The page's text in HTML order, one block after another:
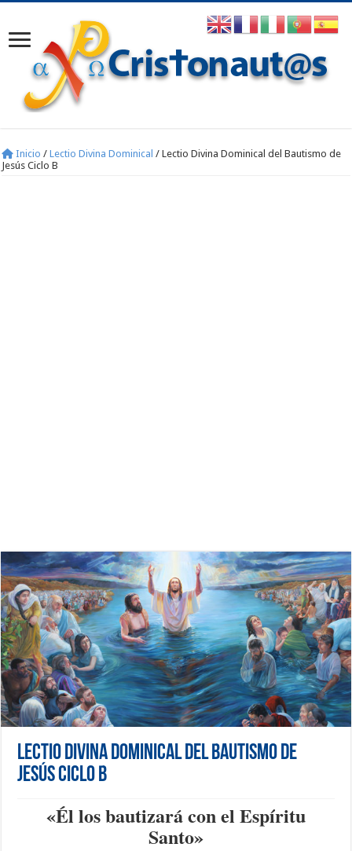
Inicio / Lectio Divina Dominical / Lectio Divina Dominical del Bautismo de
Jesús Ciclo B
Lectio Divina Dominical del Bautismo de
Jesús Ciclo B
«Él los bautizará con el Espíritu
Santo»